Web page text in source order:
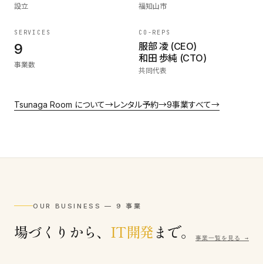
設立 福知山市
SERVICES
9
事業数
CO-REPS
服部 凌 (CEO)
和田 歩純 (CTO)
共同代表
Tsunaga Room について→レンタル予約→9事業すべて→
OUR BUSINESS — 9 事業
場づくりから、 IT開発まで。 事業一覧を見る →